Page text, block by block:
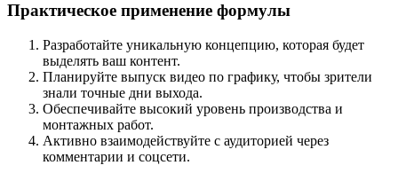
Практическое применение формулы
Разработайте уникальную концепцию, которая будет
выделять ваш контент.
Планируйте выпуск видео по графику, чтобы зрители
знали точные дни выхода.
Обеспечивайте высокий уровень производства и
монтажных работ.
Активно взаимодействуйте с аудиторией через
комментарии и соцсети.